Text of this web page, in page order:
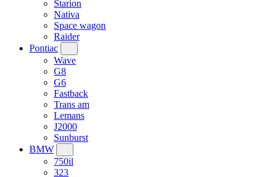
Starion
Nativa
Space wagon
Raider
Pontiac
Wave
G8
G6
Fastback
Trans am
Lemans
J2000
Sunburst
BMW
750il
323